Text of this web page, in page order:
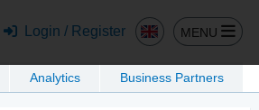
Login / Register MENU
Analytics Business Partners